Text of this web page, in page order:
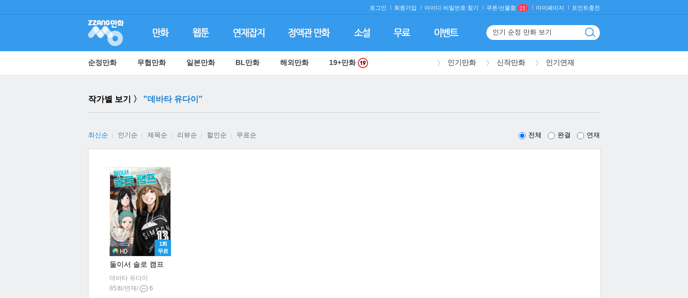
로그인 회원가입 아이디·비밀번호 찾기 쿠폰/선물함 21 마이페이지 포인트충전
순정만화 무협만화 일본만화 BL만화 해외만화 19+만화 인기만화 신작만화 인기연재
작가별 보기 〉 "데바타 유다이"
최신순 인기순 제목순 리뷰순 할인순 무료순 전체 완결 연재
1회
무료
둘이서 솔로 캠프
데바타 유다이
85회/연재/
6